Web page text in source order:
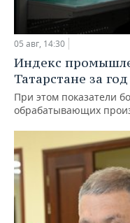
05 авг, 14:30
Индекс
Татарстане за
При этом показатели
обрабатывающих